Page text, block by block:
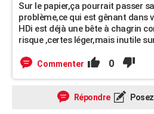
Sur le papier,ça pourrait passer
problème,ce qui est gênant dans
HDi est déjà une bête à chagrin
risque ,certes léger,mais inutile
Commenter 0
Répondre